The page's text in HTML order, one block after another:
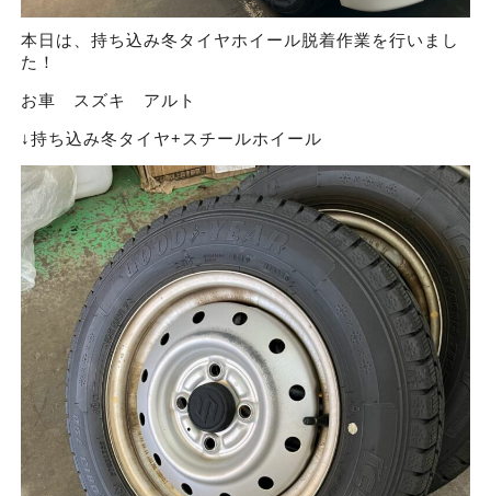
本日は、持ち込み冬タイヤホイール脱着作業を行いまし
た！
お車 スズキ アルト
↓持ち込み冬タイヤ+スチールホイール